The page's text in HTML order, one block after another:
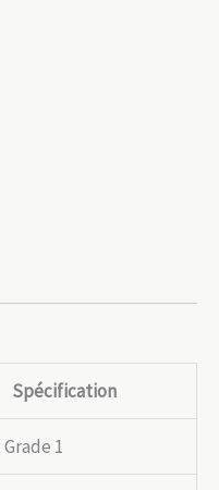
Spécification
1